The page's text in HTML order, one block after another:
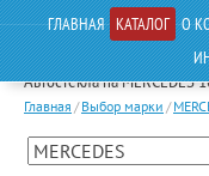
ГЛАВНАЯ КАТАЛОГ О
Автостекла на
Главная / Выбор марки /